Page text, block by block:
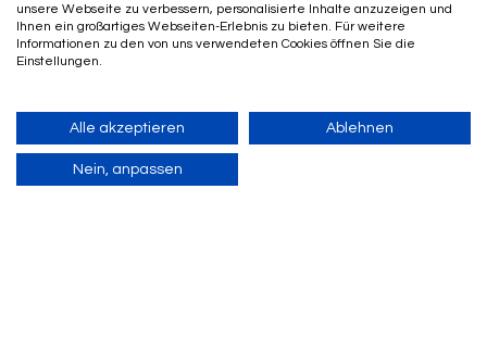
unsere Webseite zu verbessern, personalisierte Inhalte anzuzeigen und
Ihnen ein großartiges Webseiten-Erlebnis zu bieten. Für weitere
Informationen zu den von uns verwendeten Cookies öffnen Sie die
Einstellungen.
Alle akzeptieren Ablehnen
Nein, anpassen